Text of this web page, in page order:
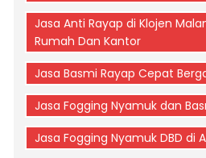
Jasa Anti Rayap di Klojen
Rumah Dan Kantor
Jasa Basmi Rayap Cepat
Jasa Fogging Nyamuk dan
Jasa Fogging Nyamuk DBD di